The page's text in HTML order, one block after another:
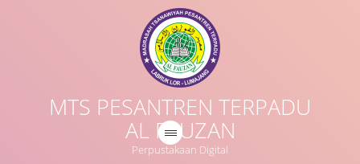
MTS PESANTREN TERPADU
AL FAUZAN
Perpustakaan Digital